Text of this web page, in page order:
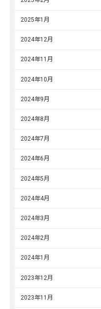
2025年1月
2024年12月
2024年11月
2024年10月
2024年9月
2024年8月
2024年7月
2024年6月
2024年5月
2024年4月
2024年3月
2024年2月
2024年1月
2023年12月
2023年11月